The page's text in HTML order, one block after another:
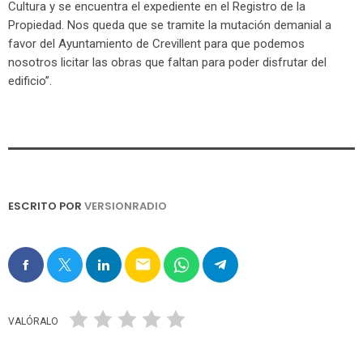
Cultura y se encuentra el expediente en el Registro de la
Propiedad. Nos queda que se tramite la mutación demanial a
favor del Ayuntamiento de Crevillent para que podemos
nosotros licitar las obras que faltan para poder disfrutar del
edificio”.
ESCRITO POR VERSIONRADIO
email
VALÓRALO